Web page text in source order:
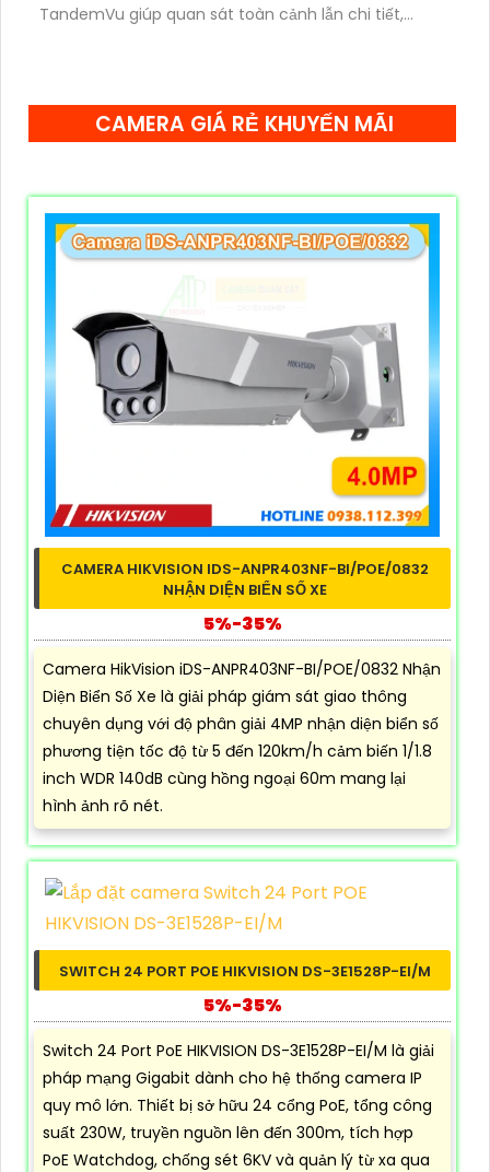
TandemVu giúp quan sát toàn cảnh lẫn chi tiết,
CAMERA GIÁ RẺ KHUYẾN MÃI
CAMERA HIKVISION IDS-ANPR403NF-BI/POE/0832
NHẬN DIỆN BIỂN SỐ XE
5%-35%
Camera HikVision iDS-ANPR403NF-BI/POE/0832 Nhận
Diện Biển Số Xe là giải pháp giám sát giao thông
chuyên dụng với độ phân giải 4MP nhận diện biển số
phương tiện tốc độ từ 5 đến 120km/h cảm biến 1/1.8
inch WDR 140dB cùng hồng ngoại 60m mang lại
hình ảnh rõ nét.
SWITCH 24 PORT POE HIKVISION DS-3E1528P-EI/M
5%-35%
Switch 24 Port PoE HIKVISION DS-3E1528P-EI/M là giải
pháp mạng Gigabit dành cho hệ thống camera IP
quy mô lớn. Thiết bị sở hữu 24 cổng PoE, tổng công
suất 230W, truyền nguồn lên đến 300m, tích hợp
PoE Watchdog, chống sét 6KV và quản lý từ xa qua